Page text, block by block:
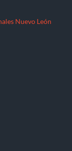
Nuevo León